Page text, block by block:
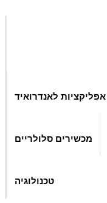
אפליקציות לאנדרואיד
מכשירים סלולריים
טכנולוגיה